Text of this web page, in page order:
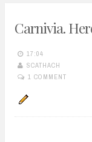
Carnivia.
17:04
SCATHACH
1 COMMENT